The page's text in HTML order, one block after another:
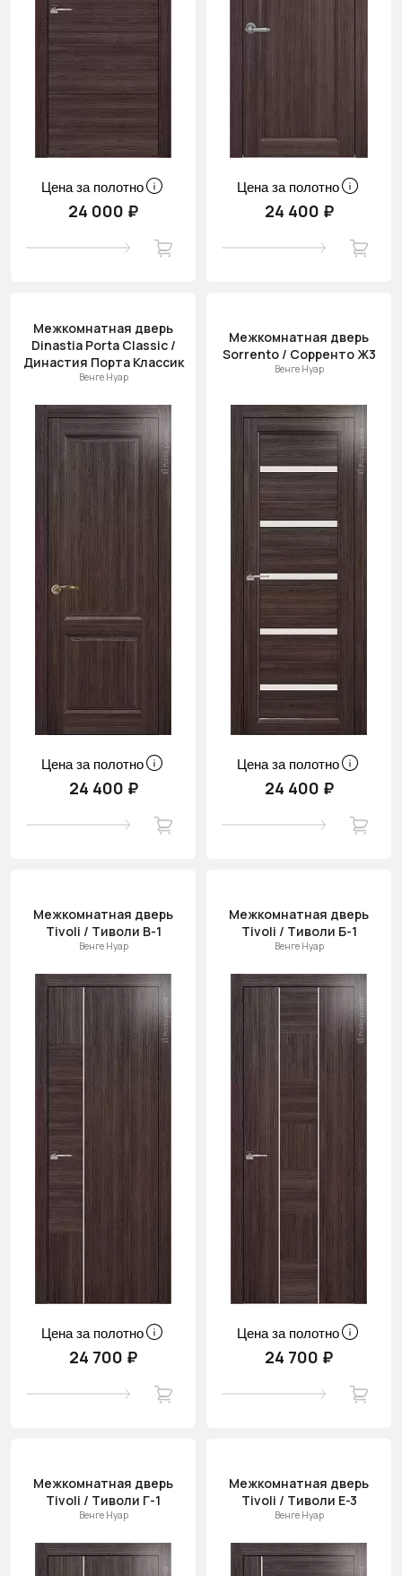
Цена за полотно
24 000 ₽
Цена за полотно
24 400 ₽
Межкомнатная дверь
Dinastia Porta Classic /
Династия Порта Классик
Венге Нуар
Цена за полотно
24 400 ₽
Межкомнатная дверь
Sorrento / Сорренто Ж3
Венге Нуар
Цена за полотно
24 400 ₽
Межкомнатная дверь
Tivoli / Тиволи В-1
Венге Нуар
Цена за полотно
24 700 ₽
Межкомнатная дверь
Tivoli / Тиволи Б-1
Венге Нуар
Цена за полотно
24 700 ₽
Межкомнатная дверь
Tivoli / Тиволи Г-1
Венге Нуар
Межкомнатная дверь
Tivoli / Тиволи Е-3
Венге Нуар